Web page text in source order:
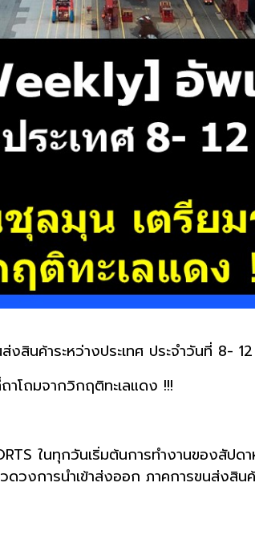
นค้าระหว่างประเทศ ประจำวันที่ 8-
โถมจากวิกฤติทะเลแดง !!!
ในทุกวันเริ่มต้นการทำงานของสัป
งการนำเข้าส่งออก ภาคการขนส่งสิน